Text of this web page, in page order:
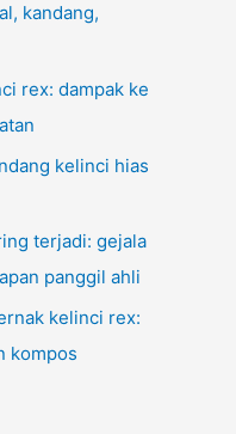
kandang,
rex: dampak ke
kelinci hias
terjadi: gejala
panggil ahli
kelinci rex:
kompos